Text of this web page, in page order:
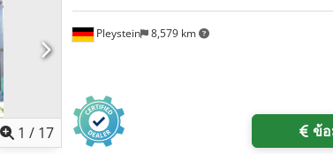
1 / 17
Pleystein 8,579 km
ข้